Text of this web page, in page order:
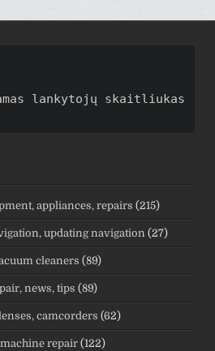
appliances, repairs (215)
updating navigation (27)
cleaners (89)
news, tips (89)
camcorders (62)
repair (122)